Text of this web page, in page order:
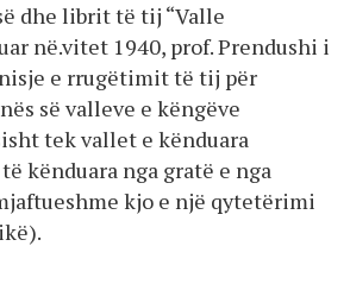
dhe librit të tij “Valle
në.vitet 1940, prof. Prendushi i
e rrugëtimit të tij për
së valleve e këngëve
tek vallet e kënduara
kënduara nga gratë e nga
kjo e një qytetërimi